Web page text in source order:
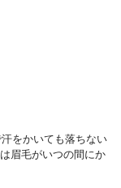
をかいても落ちない
眉毛がいつの間にか